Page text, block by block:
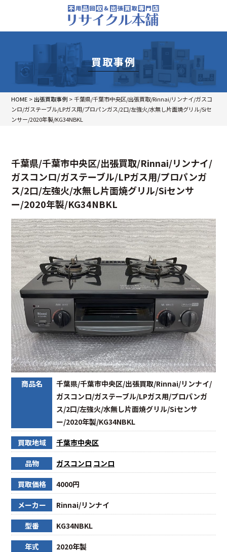
買取事例
HOME > 出張買取事例 >千葉県/千葉市中央区/出張買取/Rinnai/リンナイ/ガスコ
ンロ/ガステーブル/LPガス用/プロパンガス/2口/左強火/水無し片面焼グリル/Siセ
ンサー/2020年製/KG34NBKL
千葉県/千葉市中央区/出張買取/Rinnai/リンナイ/
ガスコンロ/ガステーブル/LPガス用/プロパンガ
ス/2口/左強火/水無し片面焼グリル/Siセンサ
ー/2020年製/KG34NBKL
商品名
千葉県/千葉市中央区/出張買取/Rinnai/リンナイ/
ガスコンロ/ガステーブル/LPガス用/プロパンガ
ス/2口/左強火/水無し片面焼グリル/Siセンサ
ー/2020年製/KG34NBKL
買取地域 千葉市中央区
品物 ガスコンロ コンロ
買取価格 4000円
メーカー Rinnai/リンナイ
型番 KG34NBKL
年式 2020年製